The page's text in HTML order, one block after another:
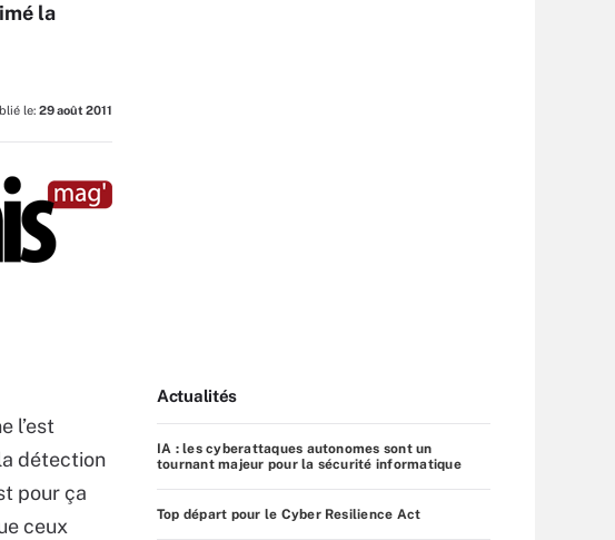
la
le: 29 août 2011
l’est
détection
pour ça
ceux
Actualités
IA : les cyberattaques autonomes sont un
tournant majeur pour la sécurité informatique
Top départ pour le Cyber Resilience Act